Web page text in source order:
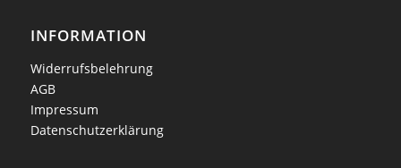
INFORMATION
Widerrufsbelehrung
AGB
Impressum
Datenschutzerklärung